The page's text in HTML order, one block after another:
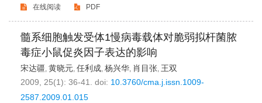
在线阅读 PDF
髓系细胞触发受体1慢病毒载体对脆弱拟杆菌脓
毒症小鼠促炎因子表达的影响
宋达疆, 黄晓元, 任利成, 杨兴华, 肖目张, 王双
2009, 25(1): 36-41. doi: 10.3760/cma.j.issn.1009-
2587.2009.01.015